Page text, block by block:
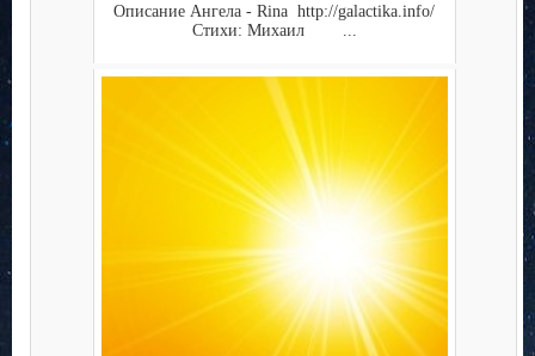
Описание Ангела - Rina http://galactika.info/
Стихи: Михаил ...